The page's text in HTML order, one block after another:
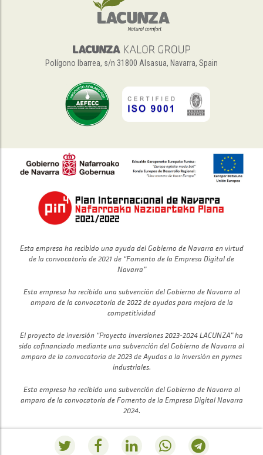
Polígono Ibarrea, s/n 31800 Alsasua, Navarra, Spain
Esta empresa ha recibido una ayuda del Gobierno de Navarra en virtud
de la convocatoria de 2021 de “Fomento de la Empresa Digital de
Navarra”
Esta empresa ha recibido una subvención del Gobierno de Navarra al
amparo de la convocatoria de 2022 de ayudas para mejora de la
competitividad
El proyecto de inversión “Proyecto Inversiones 2023-2024 LACUNZA” ha
sido cofinanciado mediante una subvención del Gobierno de Navarra al
amparo de la convocatoria de 2023 de Ayudas a la inversión en pymes
industriales.
Esta empresa ha recibido una subvención del Gobierno de Navarra al
amparo de la convocatoria de Fomento de la Empresa Digital Navarra
2024.